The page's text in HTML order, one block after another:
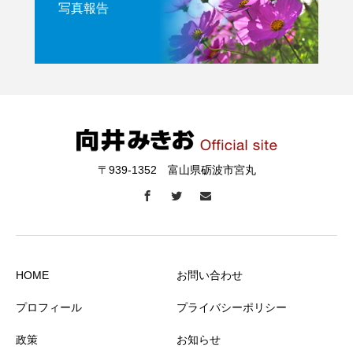
写真報告
〒939-1352 富山県砺波市宮丸
HOME
プロフィール
政策
お問い合わせ
プライバシーポリシー
お知らせ